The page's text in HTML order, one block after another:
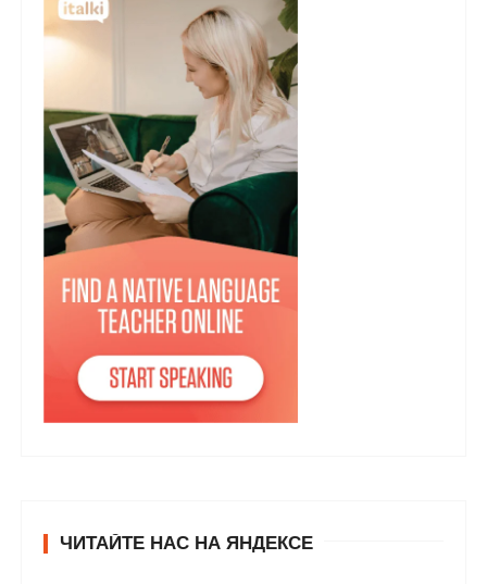
ЧИТАЙТЕ НАС НА ЯНДЕКСЕ